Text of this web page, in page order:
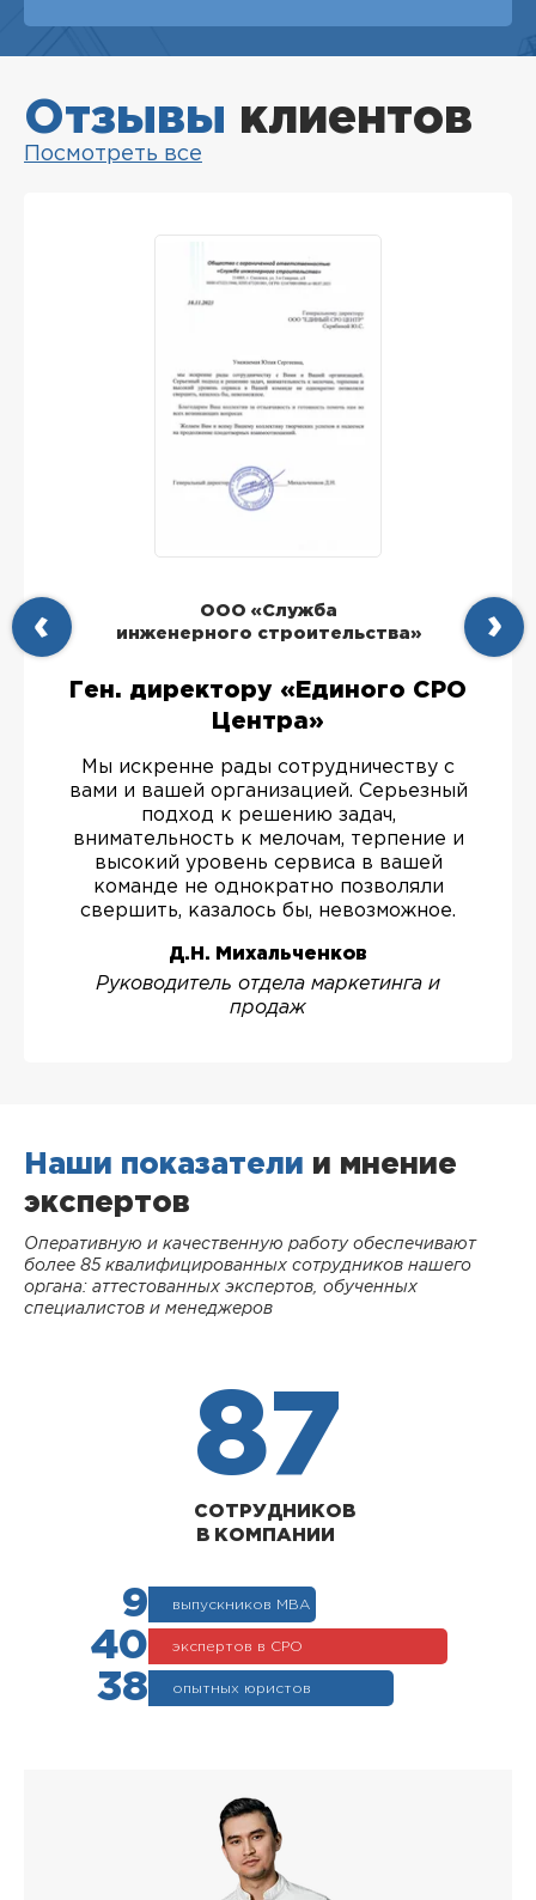
Отзывы клиентов
Посмотреть все
ООО «Служба
инженерного строительства»
Ген. директору «Единого СРО
Центра»
Мы искренне рады сотрудничеству с
вами и вашей организацией. Серьезный
подход к решению задач,
внимательность к мелочам, терпение и
высокий уровень сервиса в вашей
команде не однократно позволяли
свершить, казалось бы, невозможное.
Д.Н. Михальченков
Руководитель отдела маркетинга и
продаж
Наши показатели и мнение
экспертов
Оперативную и качественную работу обеспечивают
более 85 квалифицированных сотрудников нашего
органа: аттестованных экспертов, обученных
специалистов и менеджеров
87
СОТРУДНИКОВ
В КОМПАНИИ
9 выпускников МВА
40 экспертов в СРО
38 опытных юристов